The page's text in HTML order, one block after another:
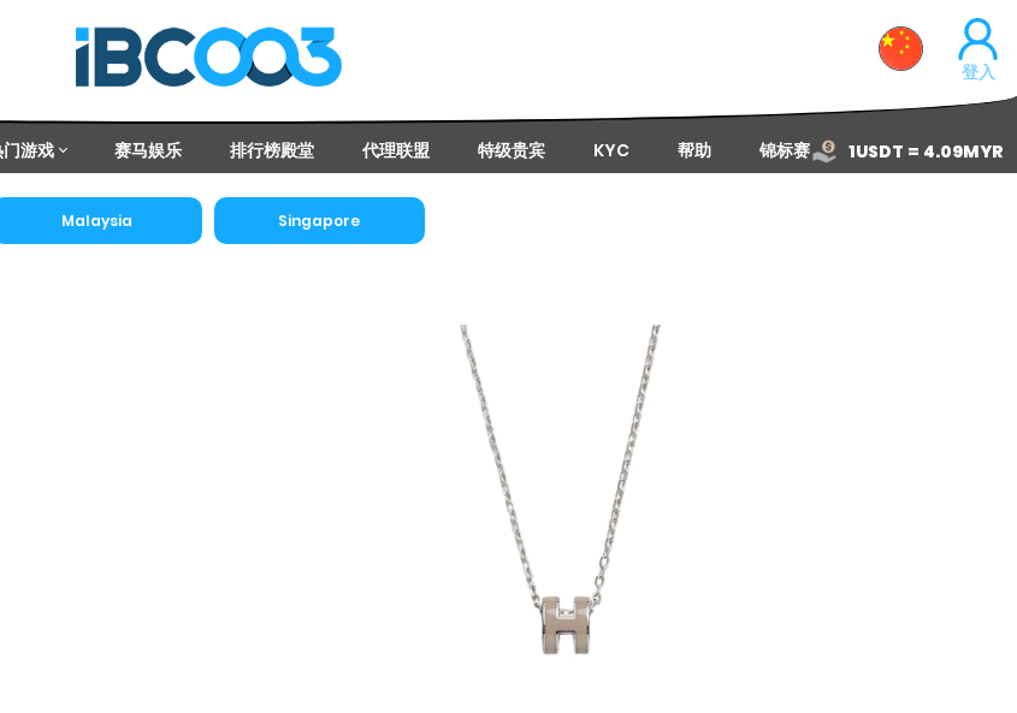
1USDT = 4.09MYR
登入
游戏 赛马娱乐 排行榜殿堂 代理联盟 特级贵宾 KYC 帮助 锦标赛
Malaysia Singapore